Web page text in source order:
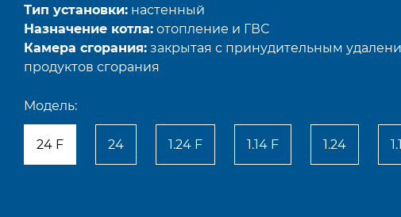
Тип установки: настенный
Назначение котла: отопление и ГВС
Камера сгорания: закрытая с принудительным
продуктов сгорания
Модель:
24 F 24 1.24 F 1.14 F 1.24